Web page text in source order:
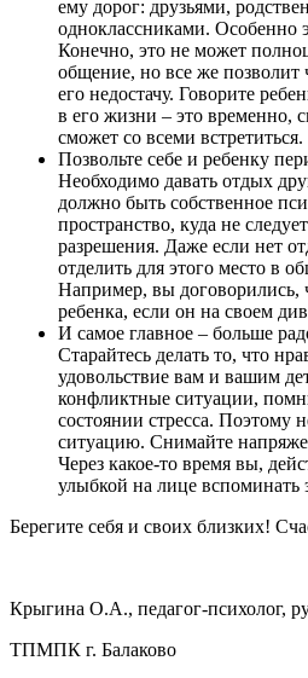
ему дорог: друзьями,
одноклассниками. Особенно
Конечно, это не может
общение, но все же позволит
его недостачу. Говорите
в его жизни – это временно,
сможет со всеми встретиться.
Позвольте себе и ребенку
Необходимо давать отдых
должно быть собственное
пространство, куда не
разрешения. Даже если нет
отделить для этого место в
Например, вы договорились,
ребенка, если он на своем
И самое главное – больше
Старайтесь делать то, что
удовольствие вам и вашим
конфликтные ситуации,
состоянии стресса. Поэтому
ситуацию. Снимайте
Через какое-то время вы,
улыбкой на лице вспоминать
Берегите себя и своих близких!
Крыгина О.А., педагог-психолог,
ТПМПК г. Балаково